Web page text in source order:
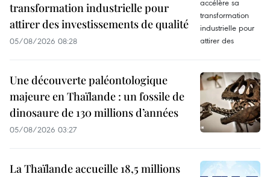
transformation industrielle pour
attirer des investissements de qualité
05/08/2026 08:28
Une découverte paléontologique
majeure en Thaïlande : un fossile de
dinosaure de 130 millions d’années
05/08/2026 03:27
La Thaïlande accueille 18,5 millions